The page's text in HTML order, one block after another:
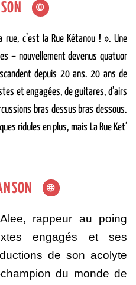
rue, c’est la Rue Kétanou ! ». Une
– nouvellement devenus quatuor
depuis 20 ans. 20 ans de
et engagées, de guitares, d’airs
bras dessus bras dessous.
ridules en plus, mais La Rue Ket’
rappeur au poing
engagés et ses
de son acolyte
du monde de